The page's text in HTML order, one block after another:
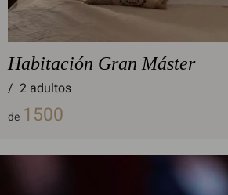
Habitación Gran Máster
/ 2 adultos
de 1500